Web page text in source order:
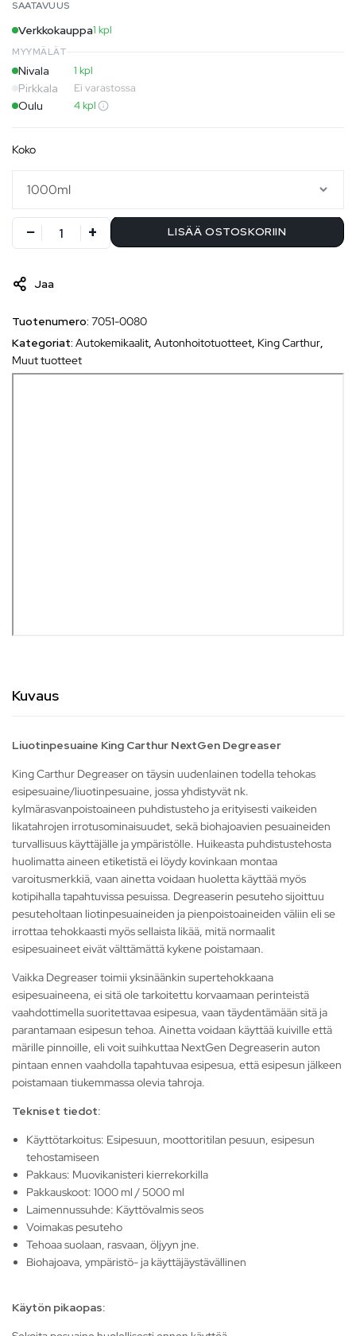
SAATAVUUS
Verkkokauppa1 kpl
MYYMÄLÄT
Nivala 1 kpl
Pirkkala Ei varastossa
Oulu 4 kpl
koko
LISÄÄ OSTOSKORIIN
Jaa
Tuotenumero: 7051-0080
Kategoriat: Autokemikaalit, Autonhoitotuotteet, King Carthur,
Muut tuotteet
Kuvaus
Liuotinpesuaine King Carthur NextGen Degreaser
King Carthur Degreaser on täysin uudenlainen todella tehokas
esipesuaine/liuotinpesuaine, jossa yhdistyvät nk.
kylmärasvanpoistoaineen puhdistusteho ja erityisesti vaikeiden
likatahrojen irrotusominaisuudet, sekä biohajoavien pesuaineiden
turvallisuus käyttäjälle ja ympäristölle. Huikeasta puhdistustehosta
huolimatta aineen etiketistä ei löydy kovinkaan montaa
varoitusmerkkiä, vaan ainetta voidaan huoletta käyttää myös
kotipihalla tapahtuvissa pesuissa. Degreaserin pesuteho sijoittuu
pesuteholtaan liotinpesuaineiden ja pienpoistoaineiden väliin eli se
irrottaa tehokkaasti myös sellaista likää, mitä normaalit
esipesuaineet eivät välttämättä kykene poistamaan.
Vaikka Degreaser toimii yksinäänkin supertehokkaana
esipesuaineena, ei sitä ole tarkoitettu korvaamaan perinteistä
vaahdottimella suoritettavaa esipesua, vaan täydentämään sitä ja
parantamaan esipesun tehoa. Ainetta voidaan käyttää kuiville että
märille pinnoille, eli voit suihkuttaa NextGen Degreaserin auton
pintaan ennen vaahdolla tapahtuvaa esipesua, että esipesun jälkeen
poistamaan tiukemmassa olevia tahroja.
Tekniset tiedot:
Käyttötarkoitus: Esipesuun, moottoritilan pesuun, esipesun
tehostamiseen
Pakkaus: Muovikanisteri kierrekorkilla
Pakkauskoot: 1000 ml / 5000 ml
Laimennussuhde: Käyttövalmis seos
Voimakas pesuteho
Tehoaa suolaan, rasvaan, öljyyn jne.
Biohajoava, ympäristö- ja käyttäjäystävällinen
Käytön pikaopas: